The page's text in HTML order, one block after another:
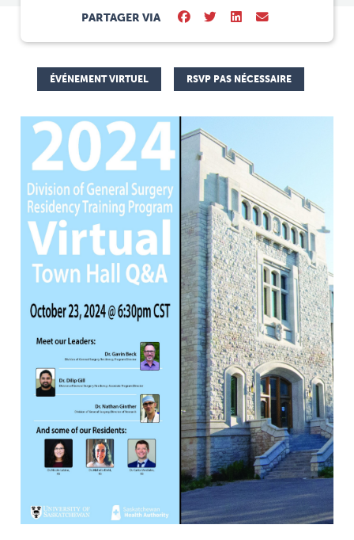
PARTAGER VIA
ÉVÉNEMENT VIRTUEL RSVP PAS NÉCESSAIRE